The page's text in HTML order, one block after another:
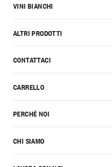
CONTATTACI
CARRELLO
PERCHÉ NOI
CHI SIAMO
VINI BIANCHI
ALTRI PRODOTTI